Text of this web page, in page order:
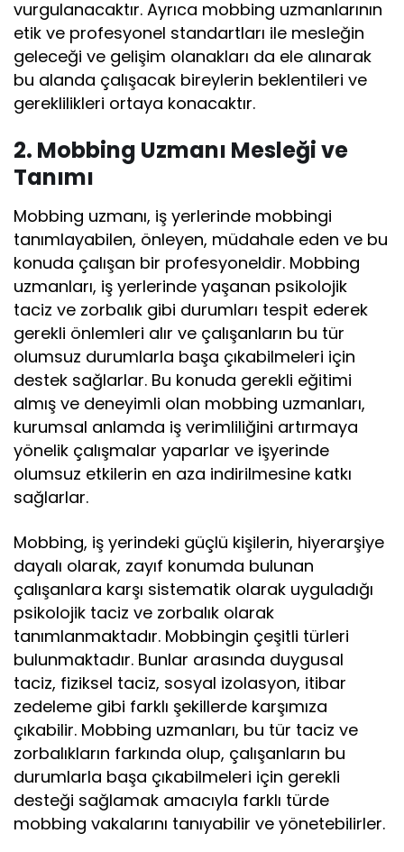
vurgulanacaktır. Ayrıca mobbing uzmanlarının
etik ve profesyonel standartları ile mesleğin
geleceği ve gelişim olanakları da ele alınarak
bu alanda çalışacak bireylerin beklentileri ve
gereklilikleri ortaya konacaktır.
2. Mobbing Uzmanı Mesleği ve
Tanımı
Mobbing uzmanı, iş yerlerinde mobbingi
tanımlayabilen, önleyen, müdahale eden ve bu
konuda çalışan bir profesyoneldir. Mobbing
uzmanları, iş yerlerinde yaşanan psikolojik
taciz ve zorbalık gibi durumları tespit ederek
gerekli önlemleri alır ve çalışanların bu tür
olumsuz durumlarla başa çıkabilmeleri için
destek sağlarlar. Bu konuda gerekli eğitimi
almış ve deneyimli olan mobbing uzmanları,
kurumsal anlamda iş verimliliğini artırmaya
yönelik çalışmalar yaparlar ve işyerinde
olumsuz etkilerin en aza indirilmesine katkı
sağlarlar.
Mobbing, iş yerindeki güçlü kişilerin, hiyerarşiye
dayalı olarak, zayıf konumda bulunan
çalışanlara karşı sistematik olarak uyguladığı
psikolojik taciz ve zorbalık olarak
tanımlanmaktadır. Mobbingin çeşitli türleri
bulunmaktadır. Bunlar arasında duygusal
taciz, fiziksel taciz, sosyal izolasyon, itibar
zedeleme gibi farklı şekillerde karşımıza
çıkabilir. Mobbing uzmanları, bu tür taciz ve
zorbalıkların farkında olup, çalışanların bu
durumlarla başa çıkabilmeleri için gerekli
desteği sağlamak amacıyla farklı türde
mobbing vakalarını tanıyabilir ve yönetebilirler.